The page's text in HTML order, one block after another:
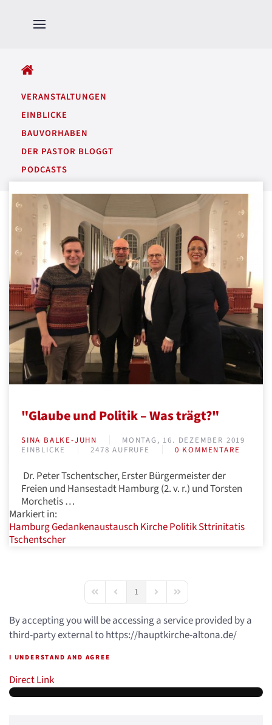
VERANSTALTUNGEN
EINBLICKE
BAUVORHABEN
DER PASTOR BLOGGT
PODCASTS
"Glaube und Politik – Was trägt?"
SINA BALKE-JUHN
MONTAG, 16. DEZEMBER 2019
EINBLICKE
2478 AUFRUFE 0 KOMMENTARE
Dr. Peter Tschentscher, Erster Bürgermeister der
Freien und Hansestadt Hamburg (2. v. r.) und Torsten
Morchetis …
Markiert in:
HamburgGedankenaustausch KirchePolitikSttrinitatis
Tschentscher
First PagePrevious Page
1 Next PageLast Page
By accepting you will be accessing a service provided by a
third-party external to https://hauptkirche-altona.de/
I UNDERSTAND AND AGREE
Direct Link